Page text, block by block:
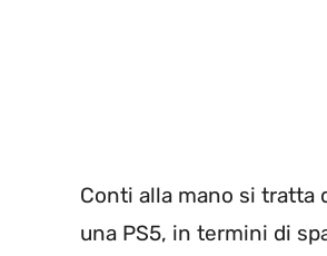
Conti alla mano si tratta
una PS5, in termini di